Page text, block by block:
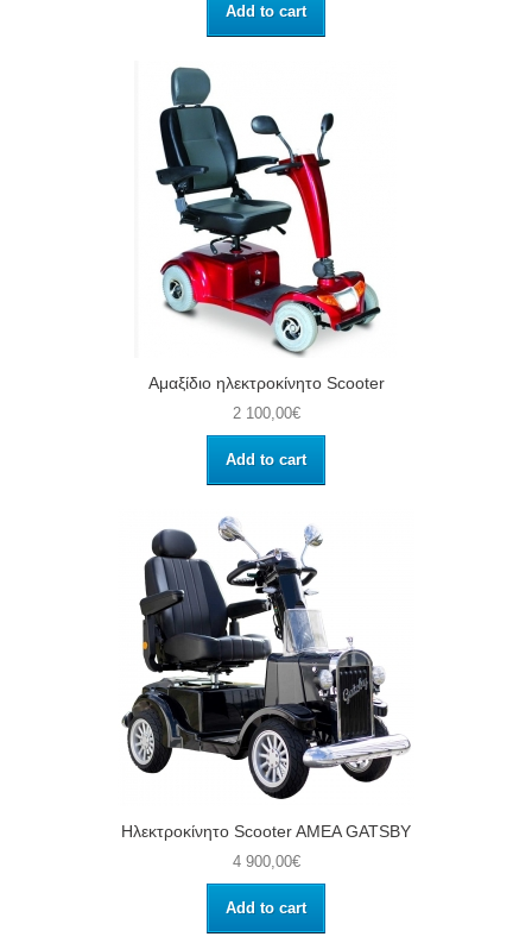
Add to cart
Αμαξίδιο ηλεκτροκίνητο Scooter
2 100,00€
Add to cart
Ηλεκτροκίνητο Scooter AMEA GATSBY
4 900,00€
Add to cart